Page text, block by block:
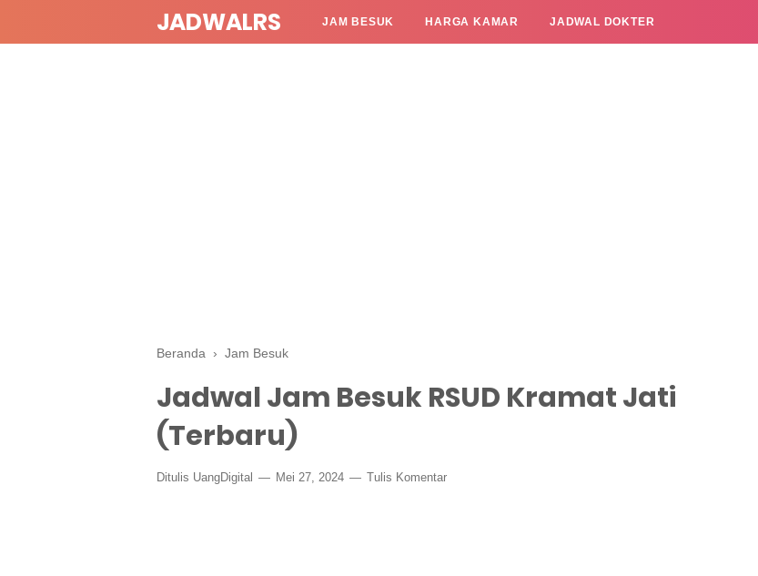
JADWALRS JAM BESUK HARGA KAMAR JADWAL DOKTER
Beranda › Jam Besuk
Jadwal Jam Besuk RSUD Kramat Jati
(Terbaru)
Ditulis UangDigital Mei 27, 2024 Tulis Komentar